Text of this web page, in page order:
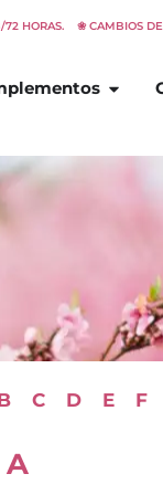
HORAS. ❀ CAMBIOS DE
Abrir
C D E F
A